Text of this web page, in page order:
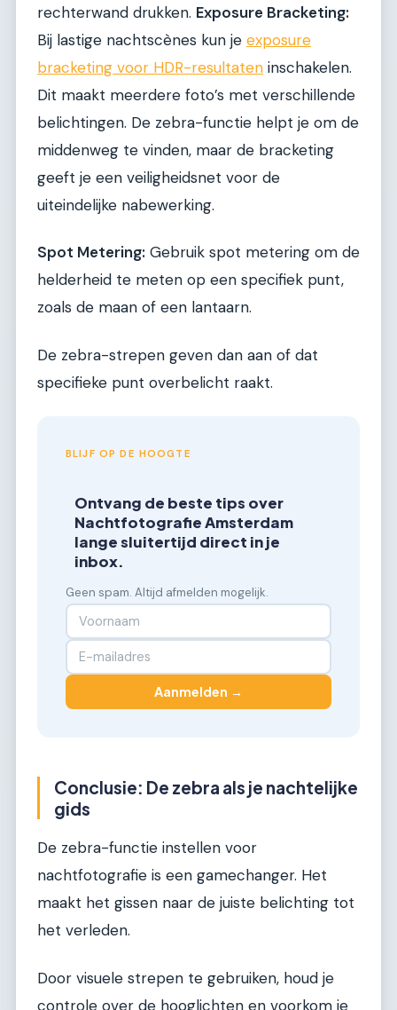
rechterwand drukken. Exposure Bracketing:
Bij lastige nachtscènes kun je exposure
bracketing voor HDR-resultaten inschakelen.
Dit maakt meerdere foto’s met verschillende
belichtingen. De zebra-functie helpt je om de
middenweg te vinden, maar de bracketing
geeft je een veiligheidsnet voor de
uiteindelijke nabewerking.
Spot Metering: Gebruik spot metering om de
helderheid te meten op een specifiek punt,
zoals de maan of een lantaarn.
De zebra-strepen geven dan aan of dat
specifieke punt overbelicht raakt.
BLIJF OP DE HOOGTE
Ontvang de beste tips over
Nachtfotografie Amsterdam
lange sluitertijd direct in je
inbox.
Geen spam. Altijd afmelden mogelijk.
Aanmelden →
Conclusie: De zebra als je nachtelijke
gids
De zebra-functie instellen voor
nachtfotografie is een gamechanger. Het
maakt het gissen naar de juiste belichting tot
het verleden.
Door visuele strepen te gebruiken, houd je
controle over de hooglichten en voorkom je